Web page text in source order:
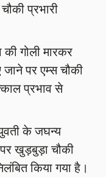
प्रभारी
गोली मारकर
जाने पर एम्स चौकी
प्रभाव से
के जघन्य
पर खुड़बुड़ा चौकी
किया गया है।